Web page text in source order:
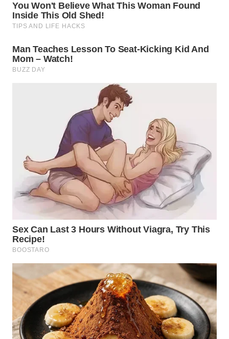
WN
WN
DANAU
LANGKAT
WN
TAPANULI
WN
TANJUNG
KARO
WN
SIMALUNGUN